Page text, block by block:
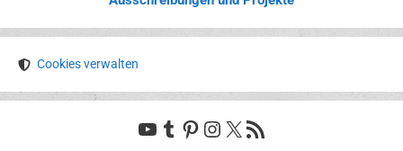
Cookies verwalten
YouTube
Tumblr
Pinterest
Instagram
X RSS-Feed